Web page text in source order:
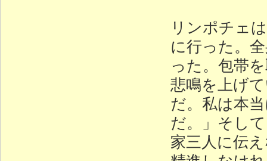
リンポチェ
に行った。
った。包帯
悲鳴を上げ
だ。私は本
だ。」そし
家三人に伝